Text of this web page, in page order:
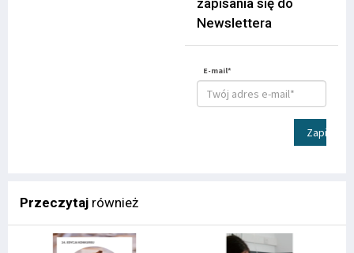
zapisania się do
Newslettera
E-mail*
Zapisz
Przeczytaj również